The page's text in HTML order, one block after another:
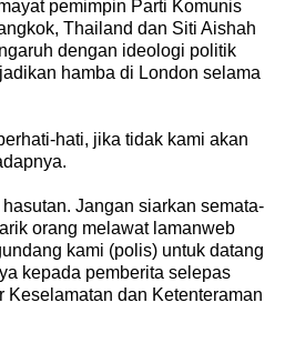
pemimpin Parti Komunis
Thailand dan Siti Aishah
dengan ideologi politik
hamba di London selama
hati, jika tidak kami akan
Jangan siarkan semata-
orang melawat lamanweb
kami (polis) untuk datang
kepada pemberita selepas
Keselamatan dan Ketenteraman